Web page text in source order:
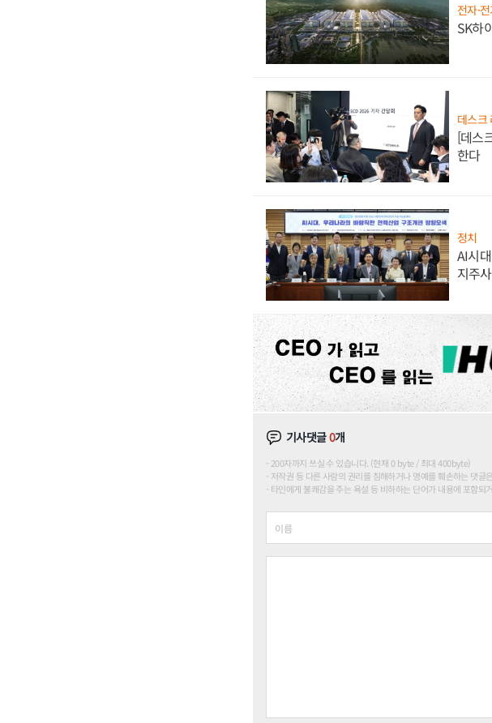
전자·
SK하
데스크
[데스
한다
정치
AI시
지주
기사댓글0개
200자까지 쓰실 수 있습니다. (현재 0 byte / 최대 400byte)
저작권 등 다른 사람의 권리를 침해하거나 명예를 훼손하는 댓글
타인에게 불쾌감을 주는 욕설 등 비하하는 단어가 내용에 포함